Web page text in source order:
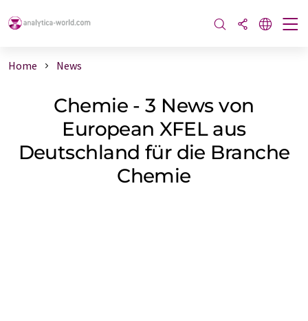
Home News
Chemie - 3 News von
European XFEL aus
Deutschland für die Branche
Chemie